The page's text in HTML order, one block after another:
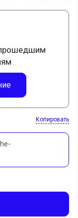
Копировать